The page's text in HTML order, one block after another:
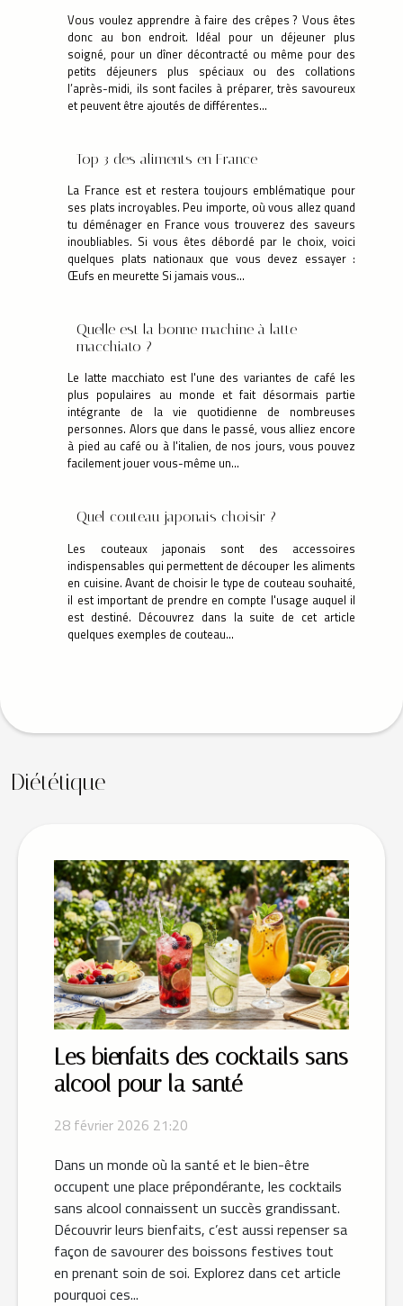
Vous voulez apprendre à faire des crêpes ? Vous êtes
donc au bon endroit. Idéal pour un déjeuner plus
soigné, pour un dîner décontracté ou même pour des
petits déjeuners plus spéciaux ou des collations
l’après-midi, ils sont faciles à préparer, très savoureux
et peuvent être ajoutés de différentes...
Top 3 des aliments en France
La France est et restera toujours emblématique pour
ses plats incroyables. Peu importe, où vous allez quand
tu déménager en France vous trouverez des saveurs
inoubliables. Si vous êtes débordé par le choix, voici
quelques plats nationaux que vous devez essayer :
Œufs en meurette Si jamais vous...
Quelle est la bonne machine à latte
macchiato ?
Le latte macchiato est l'une des variantes de café les
plus populaires au monde et fait désormais partie
intégrante de la vie quotidienne de nombreuses
personnes. Alors que dans le passé, vous alliez encore
à pied au café ou à l'italien, de nos jours, vous pouvez
facilement jouer vous-même un...
Quel couteau japonais choisir ?
Les couteaux japonais sont des accessoires
indispensables qui permettent de découper les aliments
en cuisine. Avant de choisir le type de couteau souhaité,
il est important de prendre en compte l'usage auquel il
est destiné. Découvrez dans la suite de cet article
quelques exemples de couteau...
Diététique
Les bienfaits des cocktails sans
alcool pour la santé
28 février 2026 21:20
Dans un monde où la santé et le bien-être
occupent une place prépondérante, les cocktails
sans alcool connaissent un succès grandissant.
Découvrir leurs bienfaits, c’est aussi repenser sa
façon de savourer des boissons festives tout
en prenant soin de soi. Explorez dans cet article
pourquoi ces...